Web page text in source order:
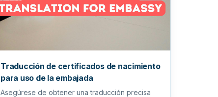
Traducción de certificados de nacimiento
para uso de la embajada
Asegúrese de obtener una traducción precisa